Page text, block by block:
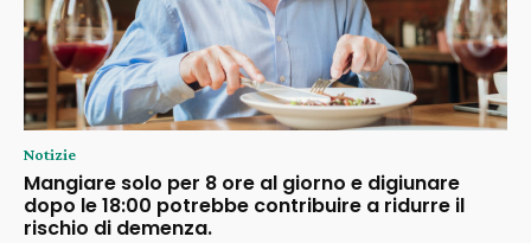
Notizie
Mangiare solo per 8 ore al giorno e digiunare
dopo le 18:00 potrebbe contribuire a ridurre il
rischio di demenza.